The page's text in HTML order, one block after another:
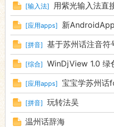
[输入法] 用紫光输入法直
[应用apps] 新
[拼音] 基于苏州话注音符
[综合] WinDjView 1.0 绿
[应用apps] 宝宝学苏州
[拼音]
玩转法吴
温州话辞海